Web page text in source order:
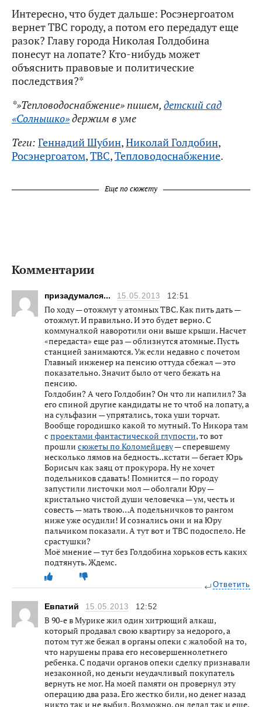
Интересно, что будет дальше: Росэнергоатом
вернет ТВС городу, а потом его передадут еще
разок? Главу города Николая Голдобина
понесут на лопате? Кто-нибудь может
объяснить правовые и политические
последствия?*
*»Тепловодоснабжение» пишем, детский сад
«Солнышко»держим в уме
Теги: Геннадий Шубин,Николай Голдобин,
Росэнергоатом,ТВС,Тепловодоснабжение.
Еще по сюжету
Комментарии
призадумался... 15.05.2013 12:51
По ходу — отожмут у атомных ТВС. Как пить дать —
отожмут. И правильно. И это будет верно. С
коммуналкой наворотили они выше крыши. Насчет
«передаста» еще раз — облизнутся атомные. Пусть
станцией занимаются. Уж если недавно с почетом
Главный инженер на пенсию оттуда сбежал — это
показательно. Значит было от чего бежать на
пенсию.
Голдобин? А чего Голдобин? Он что ли напилил? За
его спиной другие кандидаты не то чтоб на лопату, а
на сульфазин — упрятались, тока уши торчат.
Вообще городишко какой то мутный. То Никора там
с проектами фантастической глупости, то вот
прошли сюжеты по Коломейцеву— сперевшему
несколько лямов на бедность..кстати — бегает Юрь
Борисыч как заяц от прокурора. Ну не хочет
подельников сдавать! Помнится — по городу
запустили листочки мол — оболгали Юру —
кристально чистой души человечка — ум, честь и
совесть — мать твою…А подельничков то рангом
ниже уже осудили! И сознались они и на Юру
пальчиком показали. А тут вот и ТВС подоспело. Не
срастушки?
Моё мнение — тут без Голдобина хорьков есть каких
подтянуть. Ждемс.
Ответить
Евпатий 15.05.2013 12:52
В 90-е в Мурике жил один хитрющий алкаш,
который продавал свою квартиру за недорого, а
потом тут же бежал в органы опеки с жалобой на то,
что нарушены права его несовершеннолетнего
ребенка. С подачи органов опеки сделку признавали
незаконной, но деньги неудачливый покупатель
вернуть не мог. На моей памяти он провернул эту
операцию два раза. Его жестко били, но денег назад
никто так и не выбил. Возможно, он делал так и еще,